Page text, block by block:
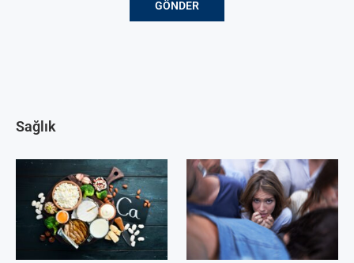
Sağlık